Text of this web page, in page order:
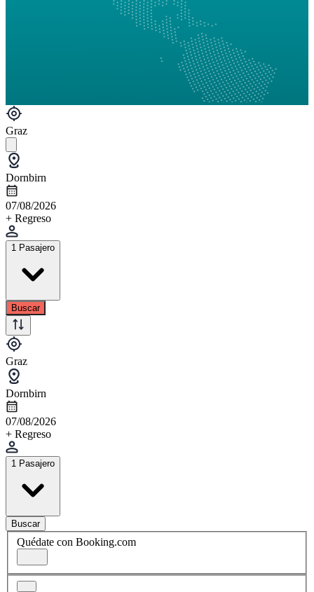
Graz
Dornbirn
07/08/2026
+ Regreso
1 Pasajero
Buscar
Graz
Dornbirn
07/08/2026
+ Regreso
1 Pasajero
Buscar
Quédate con Booking.com